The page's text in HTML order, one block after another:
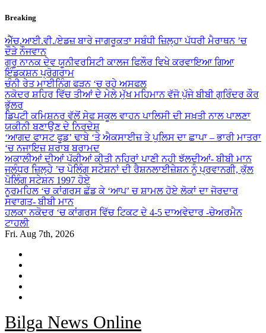
Skip
content
Breaking
ਐੱਚ.ਆਈ.ਵੀ./ਏਡਜ਼ ਬਾਰੇ ਜਾਗਰੂਕਤਾ ਸਬੰਧੀ ਜ਼ਿਲ੍ਹਾ ਪੱਧਰੀ ਮੈਰਾਥਨ ’ਚ
ਦੌੜੇ ਨੌਜਵਾਨ
ਗੁਰੂ ਨਾਨਕ ਦੇਵ ਯੂਨੀਵਰਸਿਟੀ ਕਾਲਜ ਫਿਲੌਰ ਵਿਖੇ ਕਰਵਾਇਆ ਗਿਆ
ਇੰਡਕਸ਼ਨ ਪ੍ਰੋਗਰਾਮ
ਚੰਨੀ ਰੇਤ ਮਾਈਨਿੰਗ ਫੜਨ ‘ਚ ਰਹੇ ਅਸਫਲ
ਨਕੋਦਰ ਸ਼ਹਿਰ ਵਿੱਚ ਤੀਆਂ ਦੇ ਮੇਲੇ ਮੁੱਖ ਮਹਿਮਾਨ ਵੱਜੋ ਪੁੱਜੇ ਬੀਬੀ ਗੁਰਿੰਦਰ ਕੌਰ
ਭੁੱਲਰ
ਡਿਪਟੀ ਕਮਿਸ਼ਨਰ ਵੱਲੋਂ ਸੇਫ ਸਕੂਲ ਵਾਹਨ ਪਾਲਿਸੀ ਦੀ ਸਖ਼ਤੀ ਨਾਲ ਪਾਲਣਾ
ਯਕੀਨੀ ਬਣਾਉਣ ਦੇ ਨਿਰਦੇਸ਼
‘ਆਗਦ ਫਾਸਟ ਫੂਡ’ ਢਾਬੇ ‘ਤੇ ਐਕਸਾਈਜ਼ ਤੇ ਪੁਲਿਸ ਦਾ ਛਾਪਾ – ਭਾਰੀ ਮਾਤਰਾ
‘ਚ ਨਜਾਇਜ਼ ਸ਼ਰਾਬ ਬਰਾਮਦ
ਅਕਾਲੀਆਂ ਦੀਆਂ ਪੱਕੀਆਂ ਕੀਤੀ ਨਹਿਰਾਂ ਪਾਣੀ ਨਹੀ ਝੱਲਦੀਆਂ- ਬੀਬੀ ਮਾਨ
ਜਲੰਧਰ ਜ਼ਿਲ੍ਹੇ ’ਚ ਪੋਲਿੰਗ ਸਟੇਸ਼ਨਾਂ ਦੀ ਰੈਸ਼ਨਲਾਈਜ਼ੇਸ਼ਨ ਨੂੰ ਪ੍ਰਵਾਨਗੀ, ਕੁੱਲ
ਪੋਲਿੰਗ ਸਟੇਸ਼ਨ 1997 ਹੋਏ
ਨੂਰਮਹਿਲ ‘ਚ ਕਾਂਗਰਸ ਛੱਡ ਕੇ ‘ਆਪ’ ਚ ਸ਼ਾਮਲ ਹੋਏ ਲੋਕਾਂ ਦਾ ਜੋਰਦਾਰ
ਸਵਾਗਤ- ਬੀਬੀ ਮਾਨ
ਹਲਕਾ ਨਕੋਦਰ ‘ਚ ਕਾਂਗਰਸ ਵਿੱਚ ਟਿਕਟ ਦੇ 4-5 ਦਾਅਵੇਦਾਰ -ਚੇਅਰਮੈਨ
ਟਾਹਲੀ
Fri. Aug 7th, 2026
Bilga News Online